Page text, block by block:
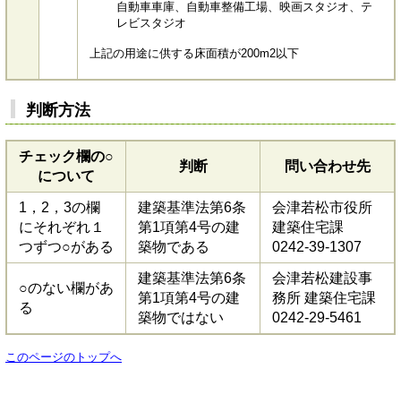
自動車車庫、自動車整備工場、映画スタジオ、テ
レビスタジオ
上記の用途に供する床面積が200m2以下
判断方法
チェック欄の○
について
判断 問い合わせ先
1，2，3の欄
にそれぞれ１
つずつ○がある
建築基準法第6条
第1項第4号の建
築物である
会津若松市役所
建築住宅課
0242-39-1307
○のない欄があ
る
建築基準法第6条
第1項第4号の建
築物ではない
会津若松建設事
務所 建築住宅課
0242-29-5461
このページのトップへ